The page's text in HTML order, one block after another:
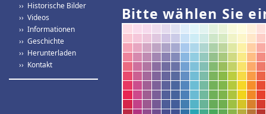
›› Historische Bilder
›› Videos
›› Informationen
›› Geschichte
›› Herunterladen
›› Kontakt
Bitte wählen Sie